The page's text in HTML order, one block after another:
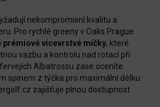
nekompromisní kvalitu a
Pro rychlé greeny v Oaks Prague
prémiové vícevrstvé míčky, které
vazbu a kontrolu nad rotací při
Albatrossu zase oceníte
spinem z týčka pro maximální délku
zajišťuje plnou dostupnost